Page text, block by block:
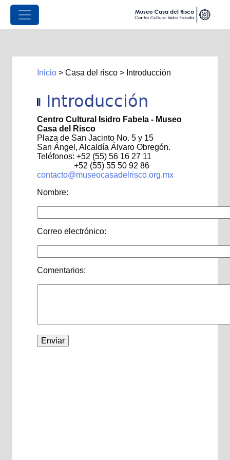
Inicio > Casa del risco > Introducción
Introducción
Centro Cultural Isidro Fabela - Museo
Casa del Risco
Plaza de San Jacinto No. 5 y 15
San Ángel, Alcaldía Álvaro Obregón.
Teléfonos: +52 (55) 56 16 27 11
+52 (55) 55 50 92 86
contacto@museocasadelrisco.org.mx
Nombre:
Correo electrónico:
Comentarios: